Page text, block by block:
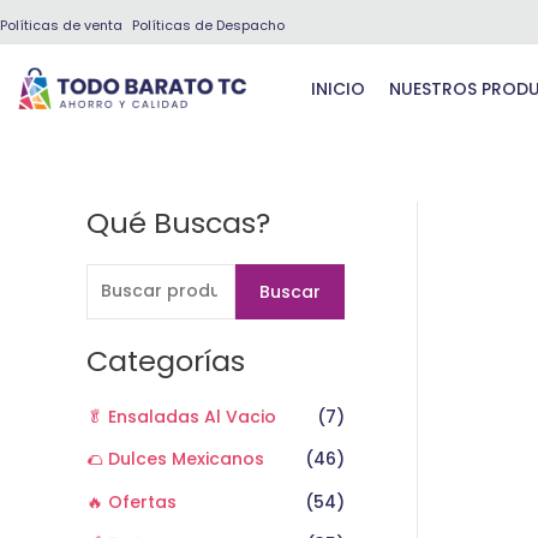
al
contenido
Políticas de venta Políticas de Despacho
INICIO NUESTROS
Qué Buscas?
B
c
a
p
o
Buscar
Categorías
🥬 Ensaladas Al Vacio
(7)
🌮 Dulces Mexicanos
(46)
🔥 Ofertas
(54)